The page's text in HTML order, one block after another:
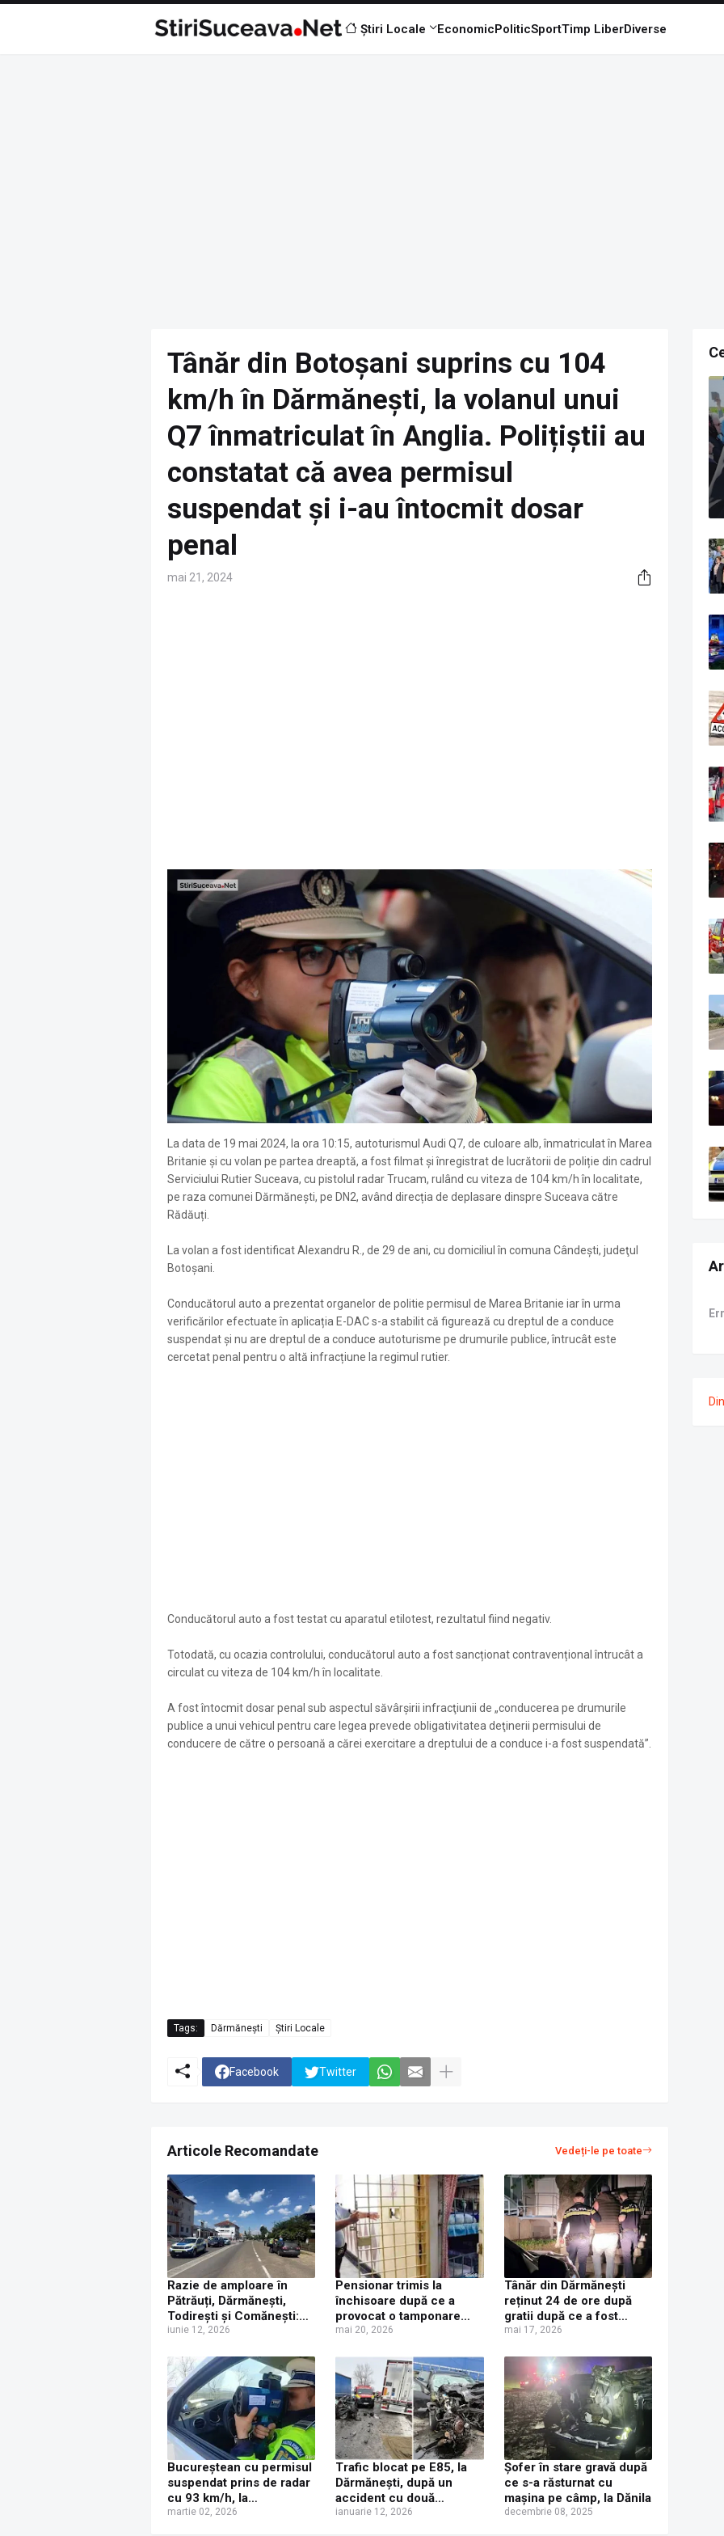
Știri Locale EconomicPoliticSportTimp LiberDiverse
Tânăr din Botoșani suprins cu 104
km/h în Dărmănești, la volanul unui
Q7 înmatriculat în Anglia. Polițiștii au
constatat că avea permisul
suspendat și i-au întocmit dosar
penal
mai 21, 2024
La data de 19 mai 2024, la ora 10:15, autoturismul Audi Q7, de culoare alb, înmatriculat în Marea
Britanie și cu volan pe partea dreaptă, a fost filmat și înregistrat de lucrătorii de poliție din cadrul
Serviciului Rutier Suceava, cu pistolul radar Trucam, rulând cu viteza de 104 km/h în localitate,
pe raza comunei Dărmănești, pe DN2, având direcția de deplasare dinspre Suceava către
Rădăuți.
La volan a fost identificat Alexandru R., de 29 de ani, cu domiciliul în comuna Cândești, judeţul
Botoșani.
Conducătorul auto a prezentat organelor de politie permisul de Marea Britanie iar în urma
verificărilor efectuate în aplicația E-DAC s-a stabilit că figurează cu dreptul de a conduce
suspendat și nu are dreptul de a conduce autoturisme pe drumurile publice, întrucât este
cercetat penal pentru o altă infracțiune la regimul rutier.
Conducătorul auto a fost testat cu aparatul etilotest, rezultatul fiind negativ.
Totodată, cu ocazia controlului, conducătorul auto a fost sancționat contravențional întrucât a
circulat cu viteza de 104 km/h în localitate.
A fost întocmit dosar penal sub aspectul săvârşirii infracţiunii de „conducerea pe drumurile
publice a unui vehicul pentru care legea prevede obligativitatea deţinerii permisului de
conducere de către o persoană a cărei exercitare a dreptului de a conduce i-a fost suspendată”.
Tags: Dărmănești Știri Locale
Facebook Twitter
Articole Recomandate Vedeți-le pe toate
Razie de amploare în
Pătrăuți, Dărmănești,
Todirești și Comănești:
Amenzi de aproape
recidivist reținut
iunie 12, 2026
Pensionar trimis la
închisoare după ce a
provocat o tamponare
beat și cu permisul
mai 20, 2026
Tânăr din Dărmănești
reținut 24 de ore după
gratii după ce a fost
depistat băut și cu
volanul unui autoturism
mai 17, 2026
Bucureștean cu permisul
suspendat prins de radar
cu 93 km/h, la
Dărmănești. Dosar penal
martie 02, 2026
Trafic blocat pe E85, la
Dărmănești, după un
accident cu două
camioane, un microbuz și
ianuarie 12, 2026
Șofer în stare gravă după
ce s-a răsturnat cu
mașina pe câmp, la Dănila
decembrie 08, 2025